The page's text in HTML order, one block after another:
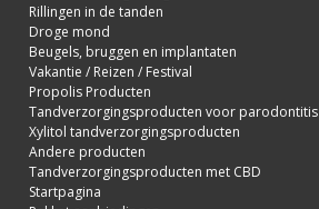
Rillingen in de tanden
Droge mond
Beugels, bruggen en implantaten
Vakantie / Reizen / Festival
Propolis Producten
Tandverzorgingsproducten voor parodontitis
Xylitol tandverzorgingsproducten
Andere producten
Tandverzorgingsproducten met CBD
Startpagina